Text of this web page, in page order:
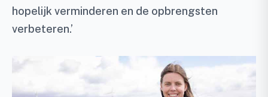
hopelijk verminderen en de opbrengsten
verbeteren.’